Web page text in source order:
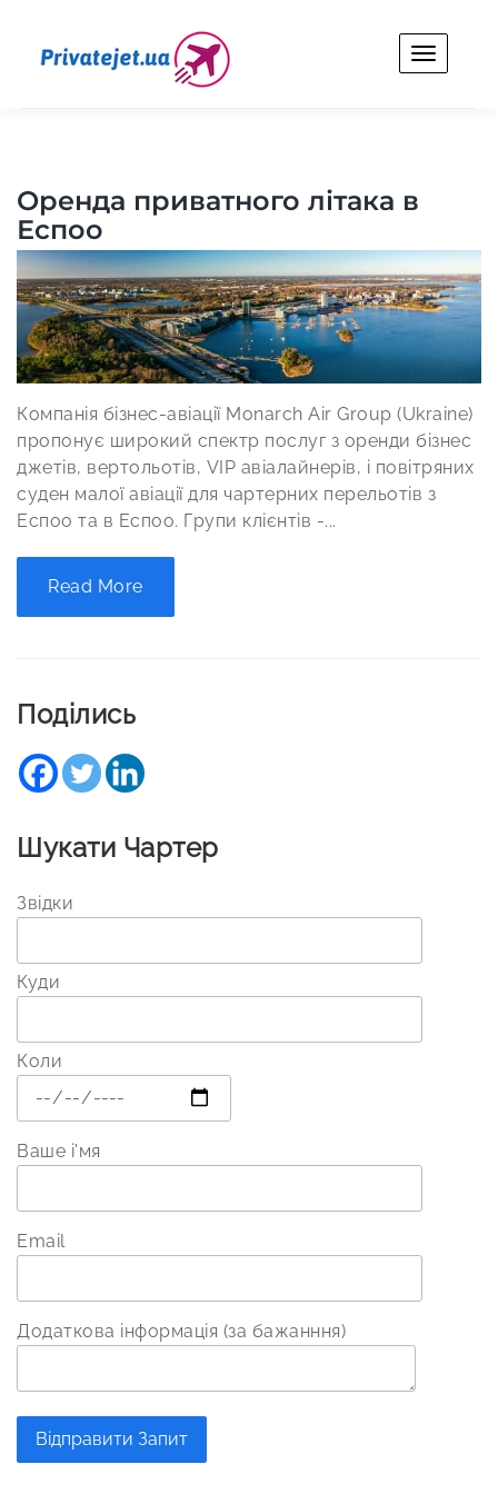
content
Оренда приватного літака в
Еспоо
Компанія бізнес-авіації Monarch Air Group (Ukraine)
пропонує широкий спектр послуг з оренди бізнес
джетів, вертольотів, VIP авіалайнерів, і повітряних
суден малої авіації для чартерних перельотів з
Еспоо та в Еспоо. Групи клієнтів -...
Read More
Поділись
Шукати Чартер
Звідки
Куди
Коли
Ваше і'мя
Email
Додаткова інформація (за бажанння)